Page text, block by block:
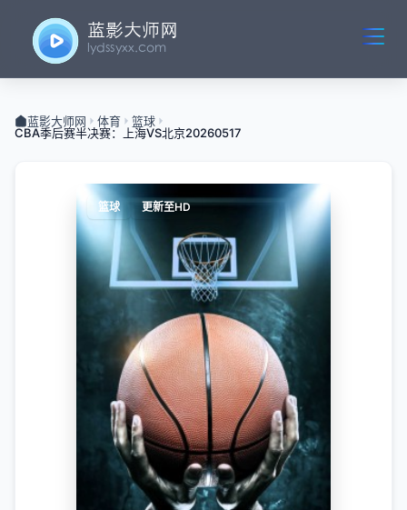
蓝影大师网 体育
篮球
CBA季后赛半决赛：上海VS北京20260517
篮球 更新至HD